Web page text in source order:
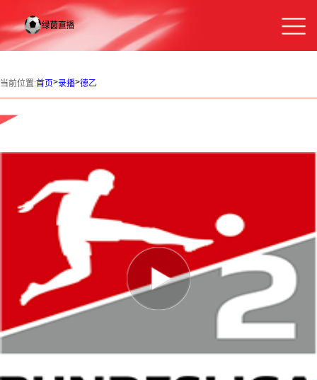
当前位置:首页>录播>德乙